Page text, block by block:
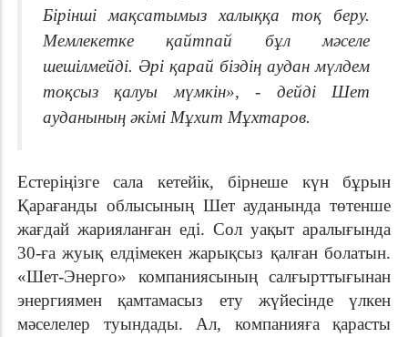
Бірінші мақсатымыз халыққа тоқ беру.
Мемлекетке қайтпай бұл мәселе
шешілмейді. Әрі қарай біздің аудан мүлдем
тоқсыз қалуы мүмкін», - дейді Шет
ауданының әкімі Мұхит Мұхтаров.
Естеріңізге сала кетейік, бірнеше күн бұрын
Қарағанды облысының Шет ауданында төтенше
жағдай жарияланған еді. Сол уақыт аралығында
30-ға жуық елдімекен жарықсыз қалған болатын.
«Шет-Энерго» компаниясының салғырттығынан
энергиямен қамтамасыз ету жүйесінде үлкен
мәселелер туындады. Ал, компанияға қарасты